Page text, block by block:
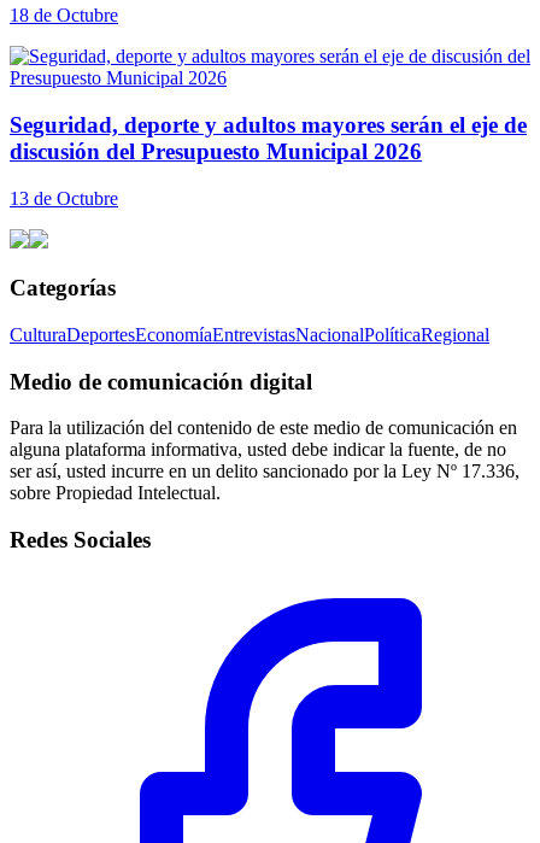
18 de Octubre
Seguridad, deporte y adultos mayores serán el eje de
discusión del Presupuesto Municipal 2026
13 de Octubre
Categorías
CulturaDeportesEconomíaEntrevistasNacionalPolíticaRegional
Medio de comunicación digital
Para la utilización del contenido de este medio de comunicación en
alguna plataforma informativa, usted debe indicar la fuente, de no
ser así, usted incurre en un delito sancionado por la Ley Nº 17.336,
sobre Propiedad Intelectual.
Redes Sociales